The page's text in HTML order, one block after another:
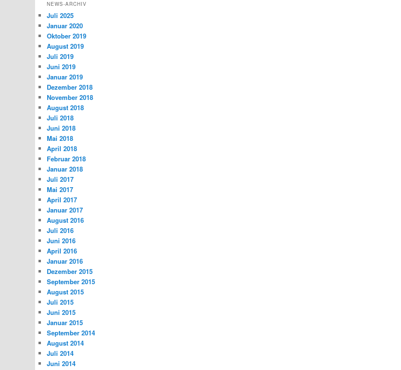
NEWS-ARCHIV
Juli 2025
Januar 2020
Oktober 2019
August 2019
Juli 2019
Juni 2019
Januar 2019
Dezember 2018
November 2018
August 2018
Juli 2018
Juni 2018
Mai 2018
April 2018
Februar 2018
Januar 2018
Juli 2017
Mai 2017
April 2017
Januar 2017
August 2016
Juli 2016
Juni 2016
April 2016
Januar 2016
Dezember 2015
September 2015
August 2015
Juli 2015
Juni 2015
Januar 2015
September 2014
August 2014
Juli 2014
Juni 2014